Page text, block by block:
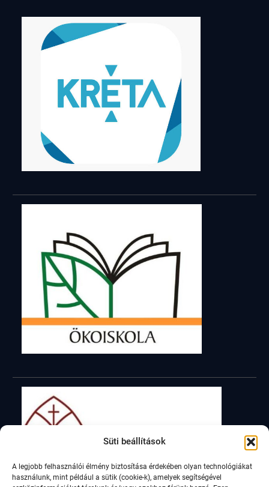
Süti beállítások
A legjobb felhasználói élmény biztosítása érdekében olyan technológiákat
használunk, mint például a sütik (cookie-k), amelyek segítségével